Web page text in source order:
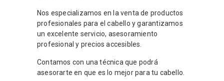
Nos especializamos en la venta de productos
profesionales para el cabello y garantizamos
un excelente servicio, asesoramiento
profesional y precios accesibles.
Contamos con una técnica que podrá
asesorarte en que es lo mejor para tu cabello.